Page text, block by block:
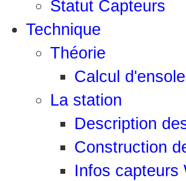
Statut Capteurs
Technique
Théorie
Calcul
La station
Description
Construction
Infos capteurs